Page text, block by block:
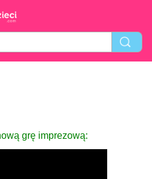
grę imprezową: